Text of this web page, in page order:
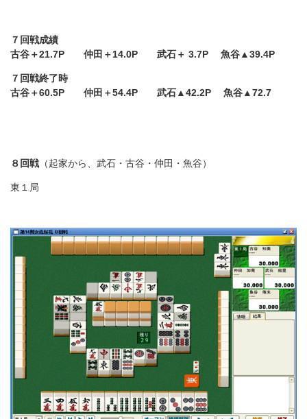
７回戦成績
古谷＋21.7P 仲田＋14.0P 武石＋ 3.7P 魚谷▲39.4P
７回戦終了時
古谷＋60.5P 仲田＋54.4P 武石▲42.2P 魚谷▲72.7
８回戦 （起家から、武石・古谷・仲田・魚谷）
東１局